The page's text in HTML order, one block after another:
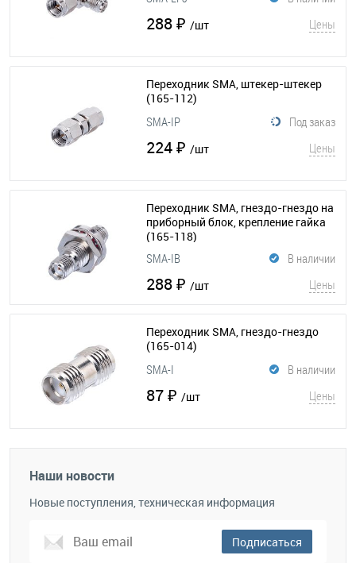
288 ₽ /шт Цены
Переходник SMA, штекер-штекер
(165-112)
Под заказ
SMA-IP
224 ₽ /шт Цены
Переходник SMA, гнездо-гнездо на
приборный блок, крепление гайка
(165-118)
В наличии
SMA-IB
288 ₽ /шт Цены
Переходник SMA, гнездо-гнездо
(165-014)
В наличии
SMA-I
87 ₽ /шт Цены
Наши новости
Новые поступления, техническая информация
Подписаться